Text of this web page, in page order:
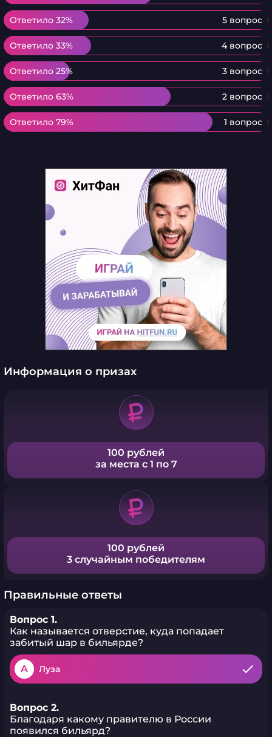
Ответило 32% 5 вопрос
Ответило 32%
Ответило 33% 4 вопрос
Ответило 33%
Ответило 25% 3 вопрос
Ответило 25%
Ответило 63% 2 вопрос
Ответило 63%
Ответило 79% 1 вопрос
Ответило 79%
Информация о призах
100 рублей
за места с 1 по 7
100 рублей
3 случайным победителям
Правильные ответы
Вопрос 1.
Как называется отверстие, куда попадает
забитый шар в бильярде?
A Луза
Вопрос 2.
Благодаря какому правителю в России
появился бильярд?